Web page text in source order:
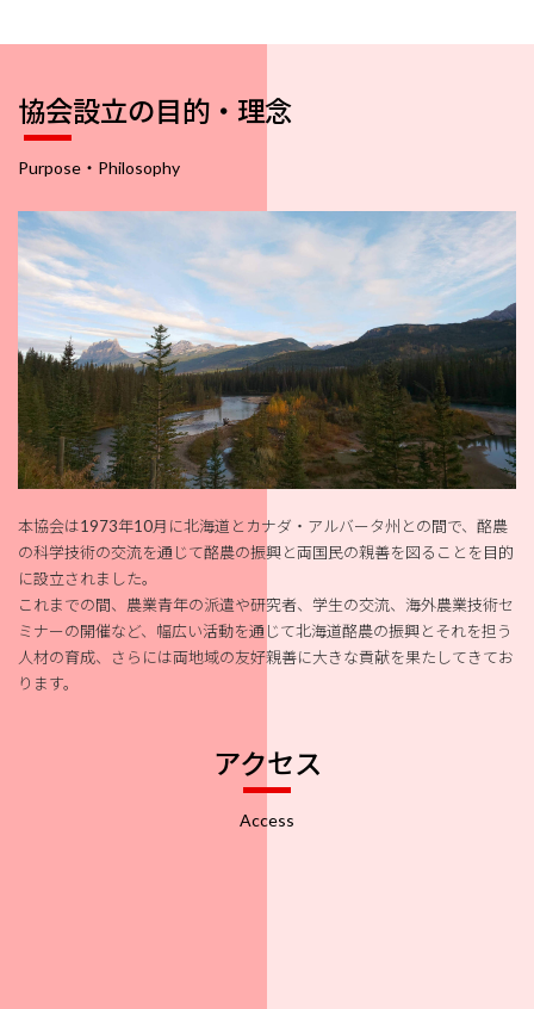
協会設立の目的・理念
Purpose・Philosophy
本協会は1973年10月に北海道とカナダ・アルバータ州との間で、酪農
の科学技術の交流を通じて酪農の振興と両国民の親善を図ることを目的
に設立されました。
これまでの間、農業青年の派遣や研究者、学生の交流、海外農業技術セ
ミナーの開催など、幅広い活動を通じて北海道酪農の振興とそれを担う
人材の育成、さらには両地域の友好親善に大きな貢献を果たしてきてお
ります。
アクセス
Access